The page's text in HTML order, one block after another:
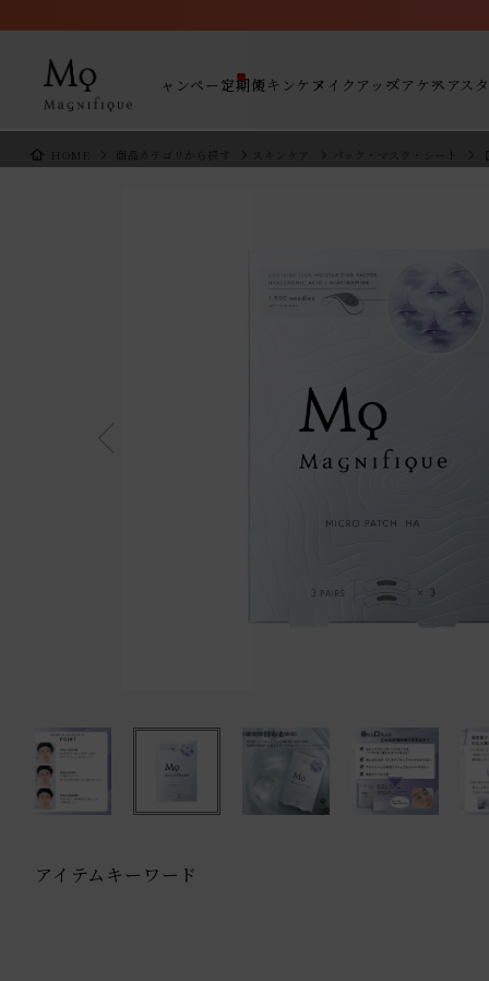
キャンペーン定期便スキンケアメイクアップヘアケアヘアス
HOME 商品カテゴリから探す スキンケア パック・マスク・シート
アイテムキーワード